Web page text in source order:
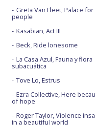
Greta Van Fleet, Palace
people
Kasabian, Act III
Beck, Ride lonesome
La Casa Azul, Fauna y flora
subacuática
Tove Lo, Estrus
Ezra Collective, Here
of hope
Roger Taylor, Violence
in a beautiful world